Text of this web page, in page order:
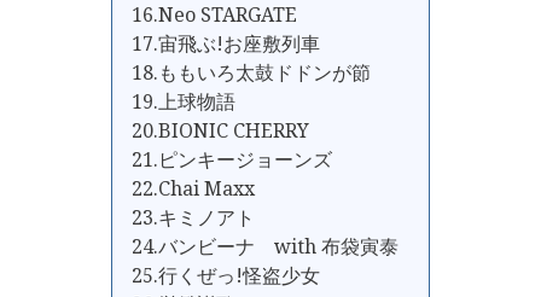
16.Neo STARGATE
17.宙飛ぶ!お座敷列車
18.ももいろ太鼓ドドンが節
19.上球物語
20.BIONIC CHERRY
21.ピンキージョーンズ
22.Chai Maxx
23.キミノアト
24.バンビーナ with 布袋寅泰
25.行くぜっ!怪盗少女